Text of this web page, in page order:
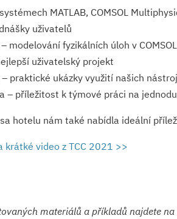
MATLAB, COMSOL
uživatelů
modelování fyzikálních úloh v
uživatelský projekt
– praktické ukázky využití našich
– příležitost k týmové práci na
hotelu nám také nabídla ideální
krátké video z TCC 2021 >>
materiálů a příkladů najdete